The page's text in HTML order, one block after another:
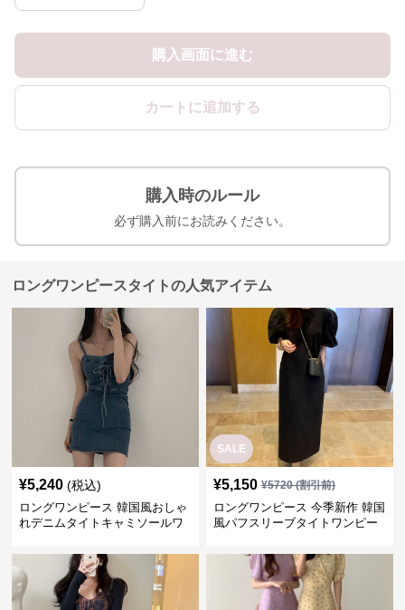
購入画面に進む
カートに追加する
購入時のルール
必ず購入前にお読みください。
ロングワンピースタイトの人気アイテム
¥5,240 (税込)
ロングワンピース 韓国風おしゃ
れデニムタイトキャミソールワ
SALE
¥5,150 ¥5720(割引前)
ロングワンピース 今季新作 韓国
風パフスリーブタイトワンピー